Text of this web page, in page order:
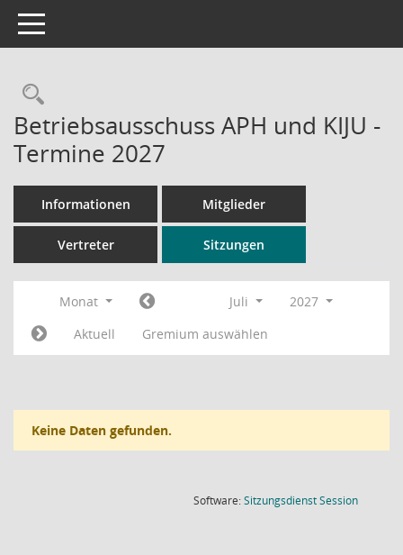
Toggle navigation
Rechercheauswahl
Betriebsausschuss APH und KIJU -
Termine 2027
Informationen Mitglieder
Vertreter Sitzungen
Monat Juli
2027
Aktuell
Gremium auswählen
Keine Daten gefunden.
Software:SitzungsdienstSession(Wird in